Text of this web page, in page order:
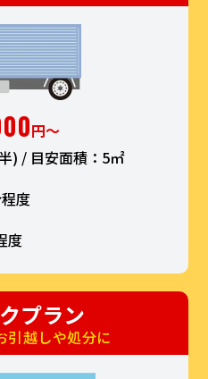
円〜
) / 目安面積：5㎡
度
度
プラン
引越しや処分に